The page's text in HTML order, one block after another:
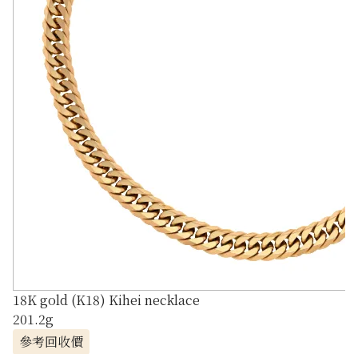
18K gold (K18) Kihei necklace
201.2g
參考回收價